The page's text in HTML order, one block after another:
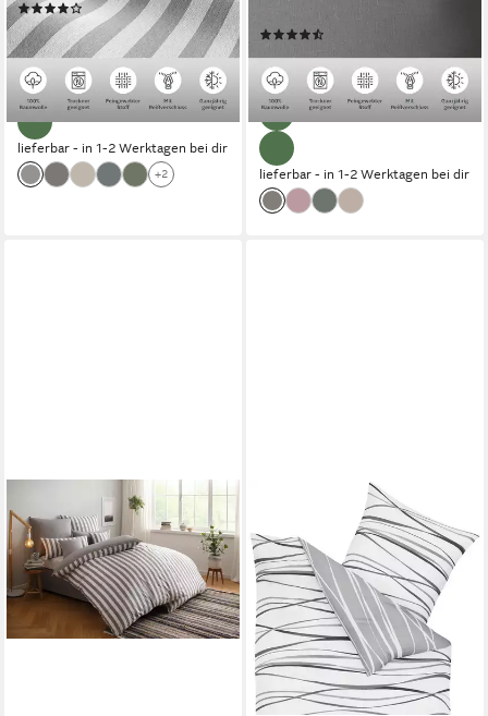
(188)
ab 22,99 € UVP 43,99 €
-48%
lieferbar - in 1-2 Werktagen bei dir
+2
135x200 cm
ab 18,49 € UVP41,99 €
-56%
lieferbar - in 1-2 Werktagen bei dir